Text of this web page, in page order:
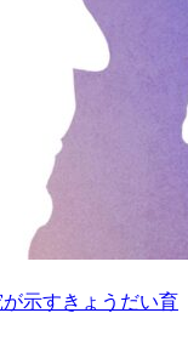
示すきょうだい育